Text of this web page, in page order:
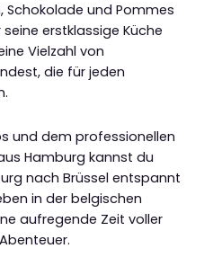
Schokolade und Pommes
erstklassige Küche
Vielzahl von
die für jeden
und dem professionellen
Hamburg kannst du
nach Brüssel entspannt
in der belgischen
aufregende Zeit voller